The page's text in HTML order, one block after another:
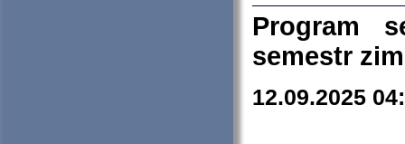
Program
semestr
12.09.2025